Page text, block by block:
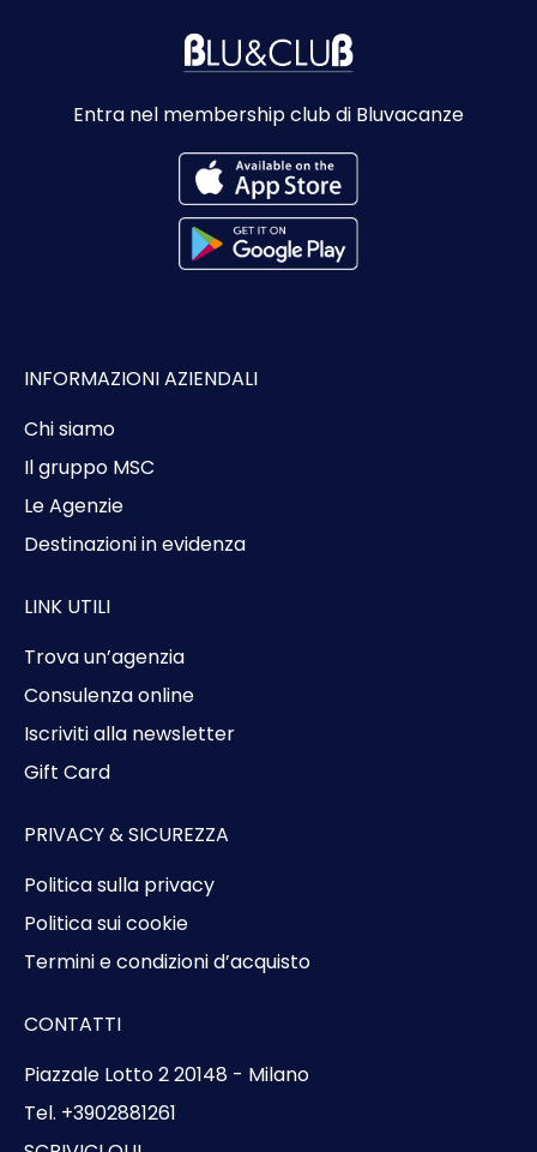
Entra nel membership club di Bluvacanze
INFORMAZIONI AZIENDALI
Chi siamo
Il gruppo MSC
Le Agenzie
Destinazioni in evidenza
LINK UTILI
Trova un’agenzia
Consulenza online
Iscriviti alla newsletter
Gift Card
PRIVACY & SICUREZZA
Politica sulla privacy
Politica sui cookie
Termini e condizioni d’acquisto
CONTATTI
Piazzale Lotto 2 20148 - Milano
Tel. +3902881261